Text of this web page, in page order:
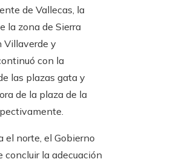
de Vallecas, la
la zona de Sierra
Villaverde y
con la
las plazas gata y
de la plaza de la
el norte, el Gobierno
concluir la adecuación